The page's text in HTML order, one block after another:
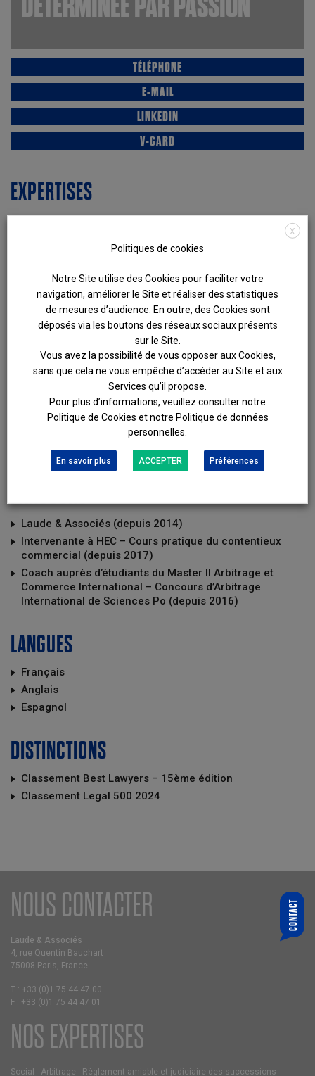
TÉLÉPHONE
E-MAIL
LINKEDIN
V-CARD
EXPERTISES
Contentieux Haut de bilan et d’Acquisition
Contentieux Financier Bancaire Boursier
Entreprises en difficulté
FORMATION
Prestation de serment (2015)
Master Droit économique, spécialité Contentieux
économique et Arbitrage, École de droit de Sciences Po
Bachelor en sciences politiques, Sciences Po Paris
(2009)
Faculté de sciences politiques, Université La
Complutense, Madrid, Espagne (2009-2010)
Laude & Associés (depuis 2014)
Intervenante à HEC – Cours pratique du contentieux
commercial (depuis 2017)
Coach auprès d’étudiants du Master II Arbitrage et
Commerce International – Concours d’Arbitrage
International de Sciences Po (depuis 2016)
LANGUES
Français
Anglais
Espagnol
DISTINCTIONS
Classement Best Lawyers – 15ème édition
Classement Legal 500 2024
CONTACT
QUI SOUHAITEZ-VOUS CONTACTER ?
NOUS CONTACTER
Laude & Associés
4, rue Quentin Bauchart
75008 Paris, France
T : +33 (0)1 75 44 47 00
F : +33 (0)1 75 44 47 01
NOS EXPERTISES
Social - Arbitrage - Règlement amiable et judiciaire des successions -
X
Politiques de cookies
Notre Site utilise des Cookies pour faciliter votre
navigation, améliorer le Site et réaliser des statistiques
de mesures d’audience. En outre, des Cookies sont
déposés via les boutons des réseaux sociaux présents
sur le Site.
Vous avez la possibilité de vous opposer aux Cookies,
sans que cela ne vous empêche d’accéder au Site et aux
Services qu’il propose.
Pour plus d’informations, veuillez consulter notre
Politique de Cookies et notre Politique de données
personnelles.
En savoir plus ACCEPTER Préférences